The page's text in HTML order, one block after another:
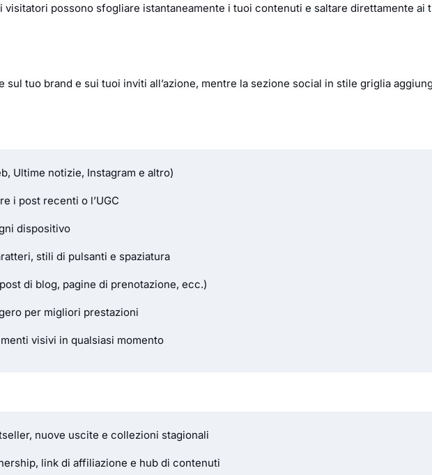
possono sfogliare istantaneamente i tuoi contenuti e saltare direttamente ai
sul tuo brand e sui tuoi inviti all’azione, mentre la sezione social in stile griglia
Ultime notizie, Instagram e altro)
i post recenti o l’UGC
dispositivo
stili di pulsanti e spaziatura
di blog, pagine di prenotazione, ecc.)
per migliori prestazioni
visivi in qualsiasi momento
nuove uscite e collezioni stagionali
link di affiliazione e hub di contenuti